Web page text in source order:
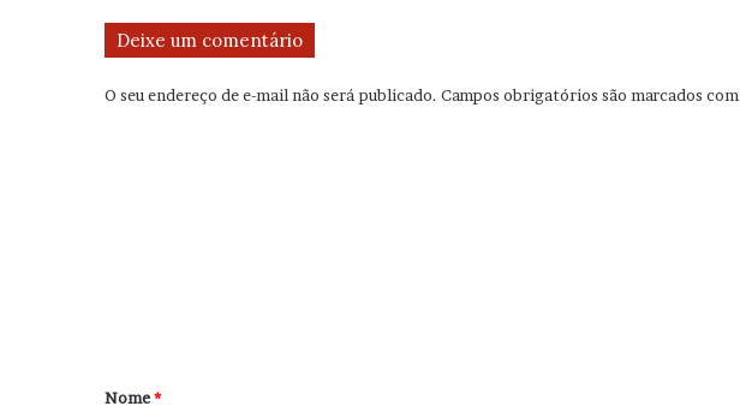
Deixe um comentário
O seu endereço de e-mail não será publicado. Campos obrigatórios são marcados com
r
Nome*